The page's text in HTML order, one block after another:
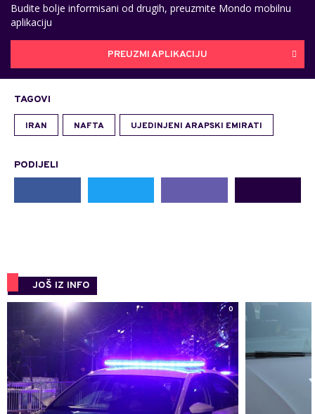
Budite bolje informisani od drugih, preuzmite Mondo mobilnu
aplikaciju
PREUZMI APLIKACIJU
TAGOVI
IRAN NAFTA UJEDINJENI ARAPSKI EMIRATI
PODIJELI
JOŠ IZ INFO
0